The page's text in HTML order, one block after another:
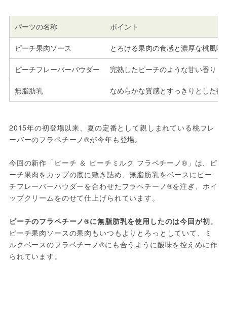
パーツの名称 ポイント
ピーチ果肉ソース とろける果肉の食感と濃厚な桃風味
ピーチフレーバーパウダー 完熟したピーチのような甘い香り
無脂肪乳 なめらかな質感とすっきりとした後
2015年の初登場以来、夏の定番として親しまれている桃フレ
ーバーのフラペチーノ®が今年も登場。
今回の新作「ピーチ ＆ ピーチミルク フラペチーノ®」は、ピ
ーチ果肉をカップの底に敷き詰め、無脂肪乳をベースにピー
チフレーバーパウダーを合わせたフラペチーノ®を注ぎ、ホイ
ップクリームをのせて仕上げられています。
ピーチのフラペチーノ®に無脂肪乳を使用したのは今回が初。
ピーチ果肉ソースの果肉もいつもよりとろっとしていて、ミ
ルクベースのフラペチーノ®にも合うように酸味を控えめに作
られています。